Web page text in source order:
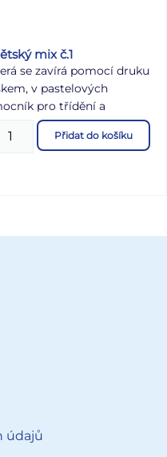
mix č.1
se zavírá pomocí druku
v pastelových
pro třídění a
mít vždy
MATERIÁLU: 0,21 mm
Přidat do košíku
údajů